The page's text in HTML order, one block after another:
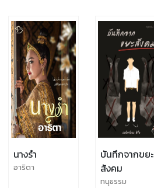
นางรำ
อาริตา
บันทึกจากขยะ
สังคม
ทนุธรรม